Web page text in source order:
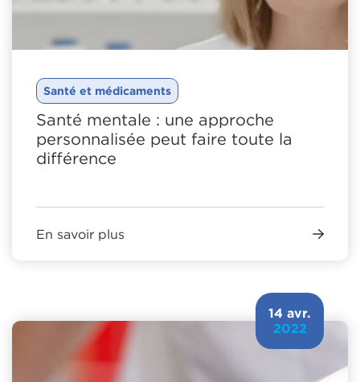
Santé et médicaments
Santé mentale : une approche
personnalisée peut faire toute la
différence
En savoir plus
14 avr.
2022